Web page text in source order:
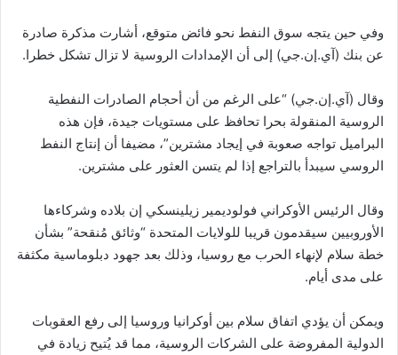
وفي حين يتجه سوق النفط نحو فائض متوقع، أشارت مذكرة صادرة
عن بنك (آي.إن.جي) إلى أن الإمدادات الروسية لا تزال تشكل خطرا.
وقال (آي.إن.جي) “على الرغم من أن أحجام الصادرات النفطية
الروسية المنقولة بحرا تحافظ على مستويات جيدة، فإن هذه
البراميل تواجه صعوبة في إيجاد مشترين”، مضيفا أن إنتاج النفط
الروسي سيبدأ بالتراجع إذا لم يتسن العثور على مشترين.
وقال الرئيس الأوكراني فولوديمير زيلينسكي إن بلاده وشركاءها
الأوروبيين سيقدمون قريبا للولايات المتحدة “وثائق مُنقحة” بشأن
خطة سلام لإنهاء الحرب مع روسيا، وذلك بعد جهود دبلوماسية مكثفة
على مدى أيام.
ويمكن أن يؤدي اتفاق سلام بين أوكرانيا وروسيا إلى رفع العقوبات
الدولية المفروضة على الشركات الروسية، مما قد يُتيح زيادة في